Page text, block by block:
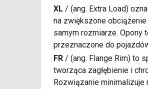
XL / (ang. Extra Load)
na zwiększone
samym rozmiarze. Opony
przeznaczone do
FR / (ang. Flange Rim) to
tworząca zagłębienie i
Rozwiązanie